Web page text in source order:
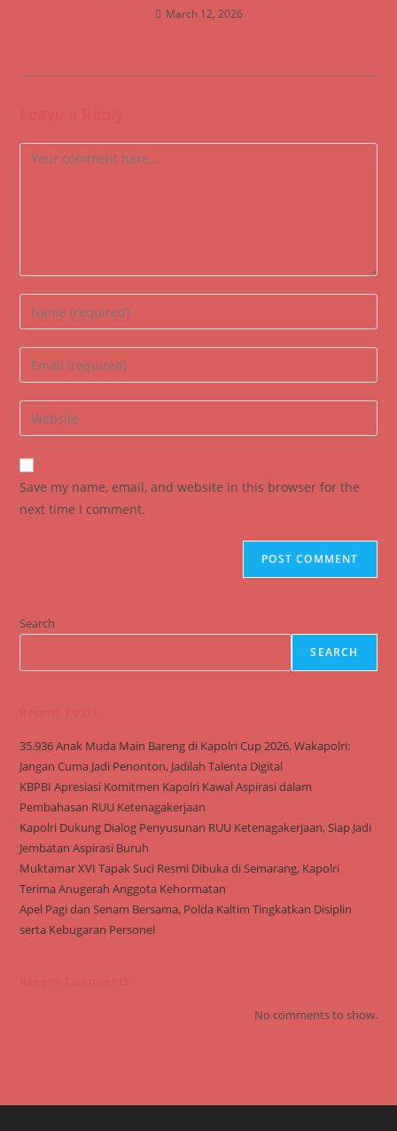
March 12, 2026
Comment
Enter
your
name
comment
Enter
your
email
address
comment
Enter
your
website
URL
(optional)
Save my name, email, and website in this browser for the
next time I comment.
Search
SEARCH
35.936 Anak Muda Main Bareng di Kapolri Cup 2026, Wakapolri:
Jangan Cuma Jadi Penonton, Jadilah Talenta Digital
KBPBI Apresiasi Komitmen Kapolri Kawal Aspirasi dalam
Pembahasan RUU Ketenagakerjaan
Kapolri Dukung Dialog Penyusunan RUU Ketenagakerjaan, Siap Jadi
Jembatan Aspirasi Buruh
Muktamar XVI Tapak Suci Resmi Dibuka di Semarang, Kapolri
Terima Anugerah Anggota Kehormatan
Apel Pagi dan Senam Bersama, Polda Kaltim Tingkatkan Disiplin
serta Kebugaran Personel
No comments to show.